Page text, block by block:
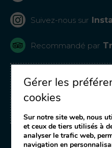
Infos
Suivez-nous sur
Recommandé par
RECEVOIR DES
ET DES
Gérer les
cookies
Sur notre site web, nous
et ceux de tiers utilisés à
analyser le trafic web,
navigation en